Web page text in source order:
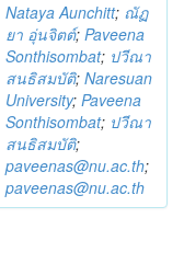
Nataya Aunchitt; ณัฏ
ยา อุ่นจิตต์; Paveena
Sonthisombat; ปวีณา
สนธิสมบัติ; Naresuan
University; Paveena
Sonthisombat; ปวีณา
สนธิสมบัติ;
paveenas@nu.ac.th;
paveenas@nu.ac.th